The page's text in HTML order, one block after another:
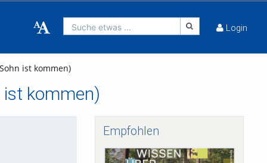
Suche etwas ... Login
ist kommen)
ist kommen)
Empfohlen